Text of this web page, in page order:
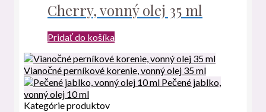
Cherry, vonný olej 35 ml
Pridať do košíka
Vianočné perníkové korenie, vonný olej 35 ml
Pečené jablko,
vonný olej 10 ml
Kategórie produktov